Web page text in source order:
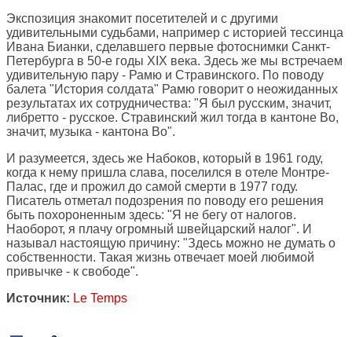
Экспозиция знакомит посетителей и с другими
удивительными судьбами, например с историей тессинца
Ивана Бианки, сделавшего первые фотоснимки Санкт-
Петербурга в 50-е годы XIX века. Здесь же мы встречаем
удивительную пару - Рамю и Стравинского. По поводу
балета "История солдата" Рамю говорит о неожиданных
результатах их сотрудничества: "Я был русским, значит,
либретто - русское. Стравинский жил тогда в кантоне Во,
значит, музыка - кантона Во".
И разумеется, здесь же Набоков, который в 1961 году,
когда к нему пришла слава, поселился в отеле Монтре-
Палас, где и прожил до самой смерти в 1977 году.
Писатель отметал подозрения по поводу его решения
быть похороненным здесь: "Я не бегу от налогов.
Наоборот, я плачу огромный швейцарский налог". И
называл настоящую причину: "Здесь можно не думать о
собственности. Такая жизнь отвечает моей любимой
привычке - к свободе".
Источник: Le Temps